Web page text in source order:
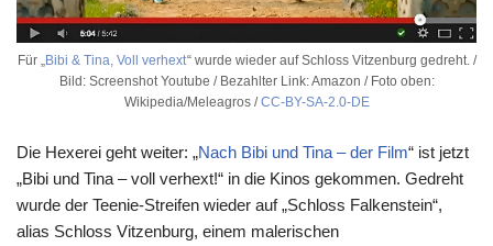
Für „Bibi & Tina, Voll verhext“ wurde wieder auf Schloss Vitzenburg gedreht. /
Bild: Screenshot Youtube / Bezahlter Link: Amazon / Foto oben:
Wikipedia/Meleagros /CC-BY-SA-2.0-DE
Die Hexerei geht weiter: „Nach Bibi und Tina – der Film“ ist jetzt
„Bibi und Tina – voll verhext!“ in die Kinos gekommen. Gedreht
wurde der Teenie-Streifen wieder auf „Schloss Falkenstein“,
alias Schloss Vitzenburg, einem malerischen